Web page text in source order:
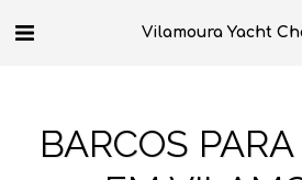
Vilamoura Yacht
BARCOS